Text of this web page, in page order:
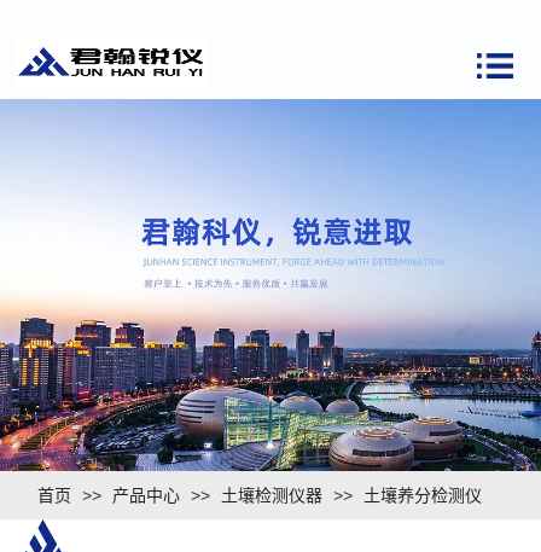
首页 >> 产品中心 >> 土壤检测仪器 >> 土壤养分检测仪